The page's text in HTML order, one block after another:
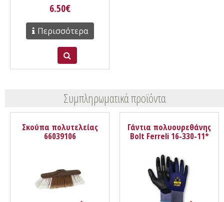
6.50€
Περισσότερα
Συμπληρωματικά προϊόντα
Σκούπα πολυτελείας
66039106
Γάντια πολυουρεθάνης
Bolt Ferreli 16-330-11*